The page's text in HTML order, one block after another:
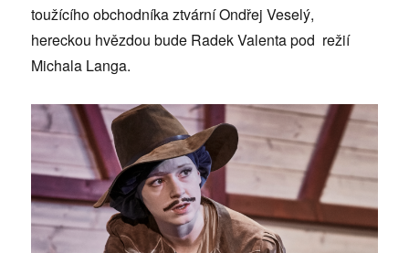
toužícího obchodníka ztvární Ondřej Veselý,
hereckou hvězdou bude Radek Valenta pod režií
Michala Langa.